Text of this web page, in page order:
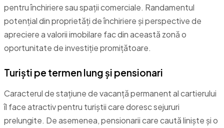
pentru închiriere sau spații comerciale. Randamentul
potențial din proprietăți de închiriere și perspective de
apreciere a valorii imobilare fac din această zonă o
oportunitate de investiție promițătoare.
Turiști pe termen lung și pensionari
Caracterul de stațiune de vacanță permanent al cartierului
îl face atractiv pentru turiștii care doresc sejururi
prelungite. De asemenea, pensionarii care caută liniște și o